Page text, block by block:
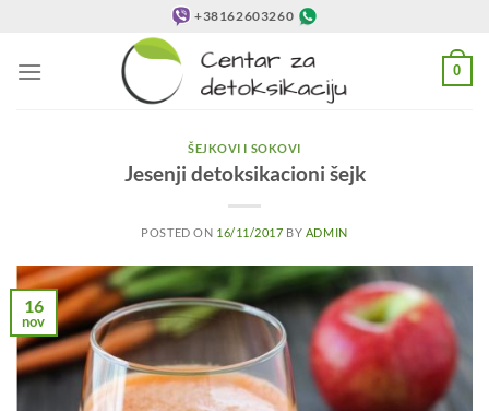
sadržaj
+38162603260
0
ŠEJKOVI I SOKOVI
Jesenji detoksikacioni šejk
POSTED ON 16/11/2017 BY ADMIN
16
nov